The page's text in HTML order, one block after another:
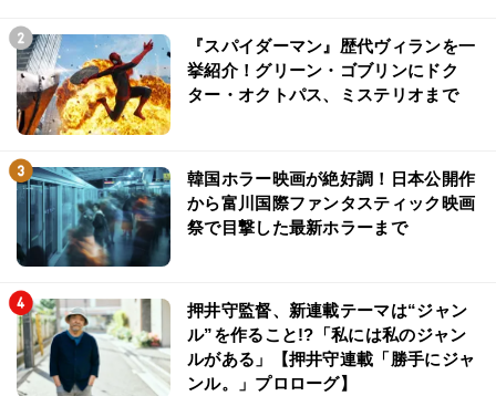
『スパイダーマン』歴代ヴィランを一
挙紹介！グリーン・ゴブリンにドク
ター・オクトパス、ミステリオまで
韓国ホラー映画が絶好調！日本公開作
から富川国際ファンタスティック映画
祭で目撃した最新ホラーまで
押井守監督、新連載テーマは“ジャン
ル”を作ること!?「私には私のジャン
ルがある」【押井守連載「勝手にジャ
ンル。」プロローグ】